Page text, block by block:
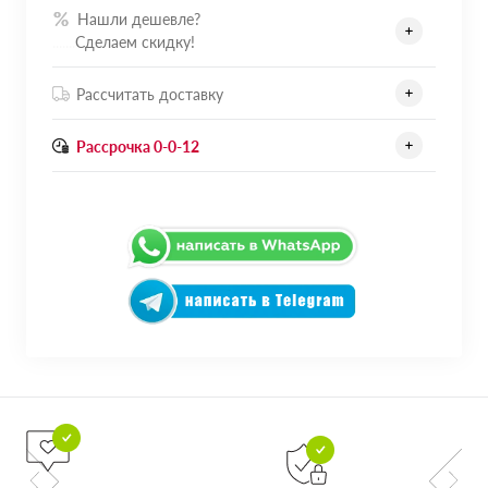
Нашли дешевле?
Сделаем скидку!
Рассчитать доставку
Рассрочка 0-0-12